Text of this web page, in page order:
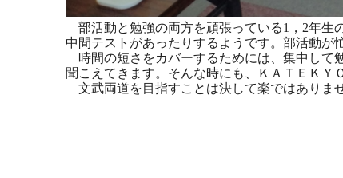
部活動と勉強の両方を頑張っている1，2年生
中間テストがあったりするようです。部活動が
時間の短さをカバーするためには、集中して
聞こえてきます。そんな時にも、ＫＡＴＥＫＹ
文武両道を目指すことは決して楽ではありま